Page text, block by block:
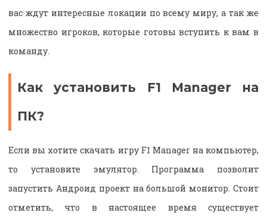
вас ждут интересные локации по всему миру, а так же
множество игроков, которые готовы вступить к вам в
команду.
Как установить F1 Manager на
ПК?
Если вы хотите скачать игру F1 Manager на компьютер,
то установите эмулятор. Программа позволит
запустить Андроид проект на большой монитор. Стоит
отметить, что в настоящее время существует